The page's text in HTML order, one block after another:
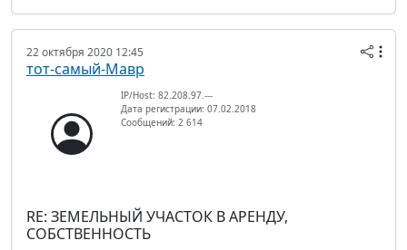
22 октября 2020 12:45
тот-самый-Мавр
IP/Host: 82.208.97.---
Дата регистрации: 07.02.2018
Сообщений: 2 614
RE: ЗЕМЕЛЬНЫЙ УЧАСТОК В АРЕНДУ,
СОБСТВЕННОСТЬ